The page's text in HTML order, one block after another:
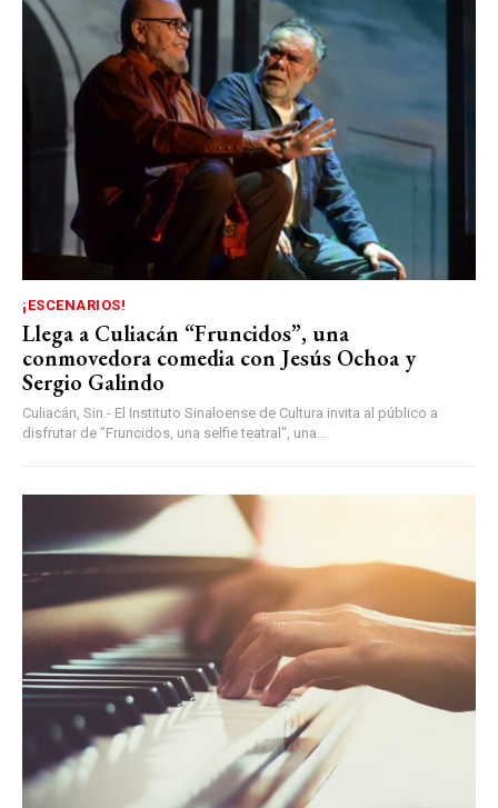
¡ESCENARIOS!
Llega a Culiacán “Fruncidos”, una
conmovedora comedia con Jesús Ochoa y
Sergio Galindo
Culiacán, Sin.- El Instituto Sinaloense de Cultura invita al público a
disfrutar de "Fruncidos, una selfie teatral", una...